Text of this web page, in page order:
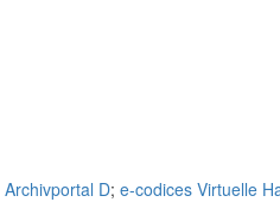
Archivportal D; e-codices Virtuelle